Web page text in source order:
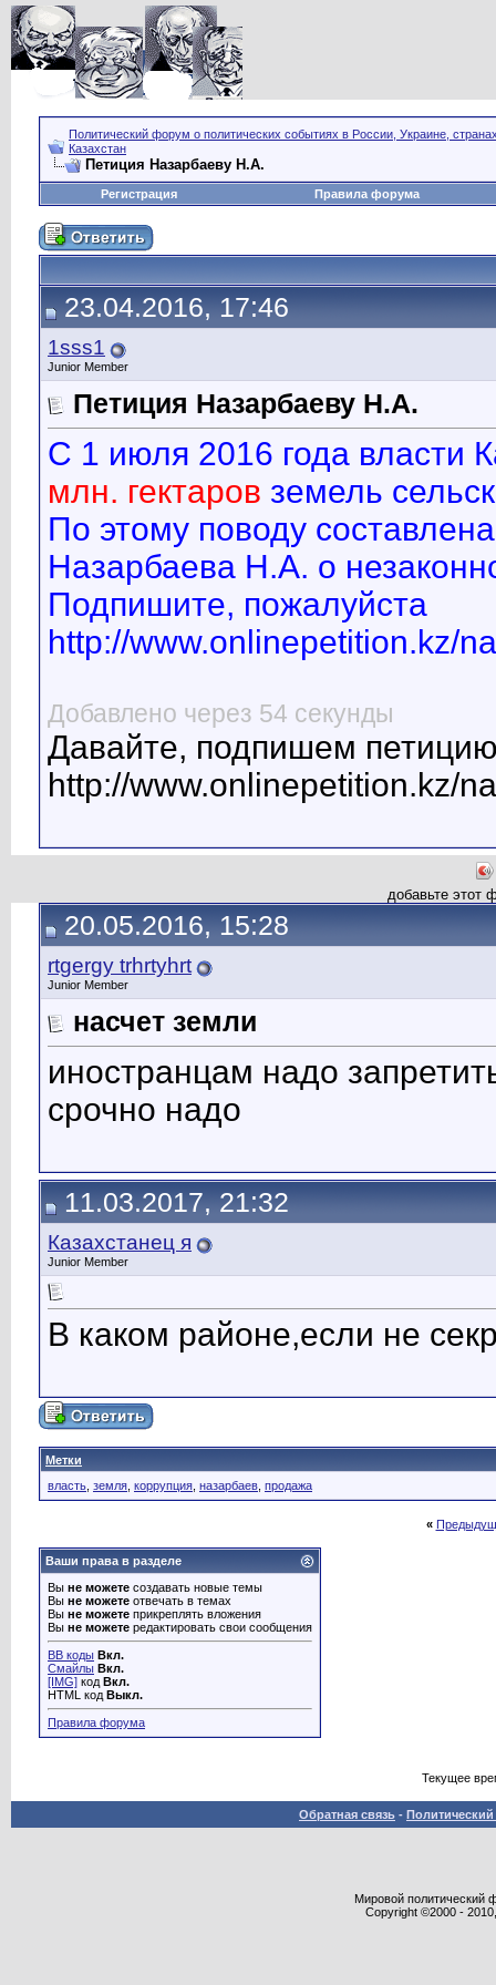
Политический форум о политических событиях в России, Украине,
Казахстан
Петиция Назарбаеву Н.А.
Регистрация Правила форума
23.04.2016, 17:46
1sss1
Junior Member
Петиция Назарбаеву Н.А.
С 1 июля 2016 года власти
млн. гектаров земель
По этому поводу
Назарбаева Н.А. о
Подпишите, пожалуйста
http://www.onlinepetition.kz/
Добавлено через 54 секунды
Давайте, подпишем
http://www.onlinepetition.kz/
добавьте этот
20.05.2016, 15:28
rtgergy trhrtyhrt
Junior Member
насчет земли
иностранцам надо
срочно надо
11.03.2017, 21:32
Казахстанец я
Junior Member
В каком районе,если не
Метки
власть земля коррупция назарбаев продажа
«
Ваши права в разделе
Вы не можете создавать новые темы
Вы не можете отвечать в темах
Вы не можете прикреплять вложения
Вы не можете редактировать свои сообщения
BB коды Вкл.
Смайлы Вкл.
[IMG] код Вкл.
HTML код Выкл.
Правила форума
Текущее
Обратная связь -
Мировой политический
Copyright ©2000 -